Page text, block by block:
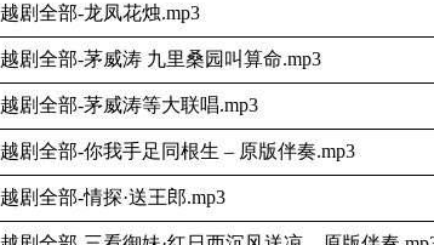
越剧全部-龙凤花烛.mp3
越剧全部-茅威涛 九里桑园叫算命.mp3
越剧全部-茅威涛等大联唱.mp3
越剧全部-你我手足同根生 – 原版伴奏.mp3
越剧全部-情探·送王郎.mp3